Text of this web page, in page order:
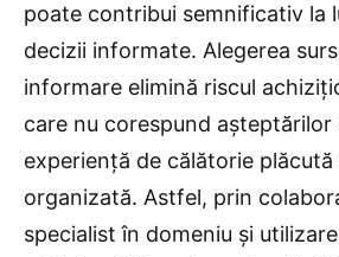
poate contribui semnificativ la
decizii informate. Alegerea
informare elimină riscul
care nu corespund așteptărilor
experiență de călătorie plăcută
organizată. Astfel, prin
specialist în domeniu și